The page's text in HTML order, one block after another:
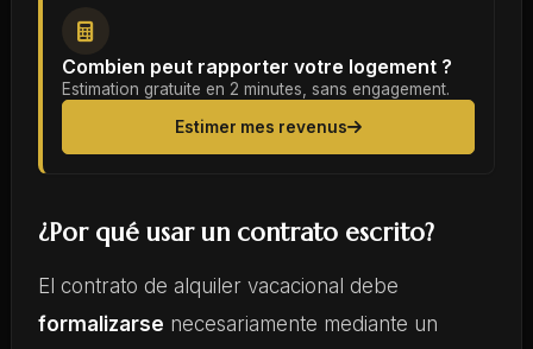
Combien peut rapporter votre logement ?
Estimation gratuite en 2 minutes, sans engagement.
Estimer mes revenus
¿Por qué usar un contrato escrito?
El contrato de alquiler vacacional debe
formalizarse necesariamente mediante un